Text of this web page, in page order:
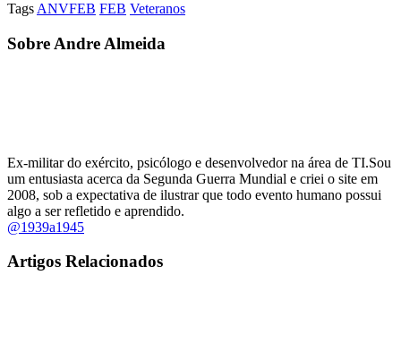
Tags ANVFEB FEB Veteranos
Sobre Andre Almeida
Ex-militar do exército, psicólogo e desenvolvedor na área de TI.Sou
um entusiasta acerca da Segunda Guerra Mundial e criei o site em
2008, sob a expectativa de ilustrar que todo evento humano possui
algo a ser refletido e aprendido.
@1939a1945
Artigos Relacionados